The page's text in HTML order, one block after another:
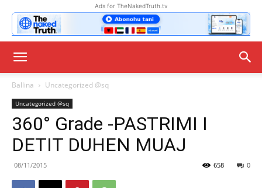
Ads for TheNakedTruth.tv
Ballina Uncategorized @sq
Uncategorized @sq
360° Grade -PASTRIMI I
DETIT DUHEN MUAJ
08/11/2015 0
658